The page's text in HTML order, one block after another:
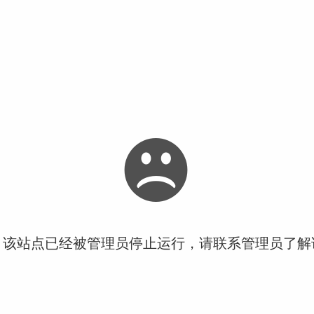
站点已经被管理员停止运行，请联系管理员了